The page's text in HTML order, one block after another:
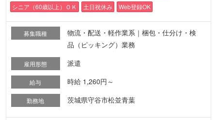
シニア（60歳以上）ＯＫ
土日祝休み Web登録OK
募集職種
物流・配送・軽作業系｜梱包・仕分け・検
品（ピッキング）業務
雇用形態 派遣
給与 時給 1,260円～
勤務地 茨城県守谷市松並青葉